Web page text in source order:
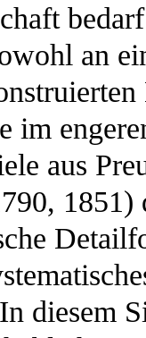
an
im
aus
diesem